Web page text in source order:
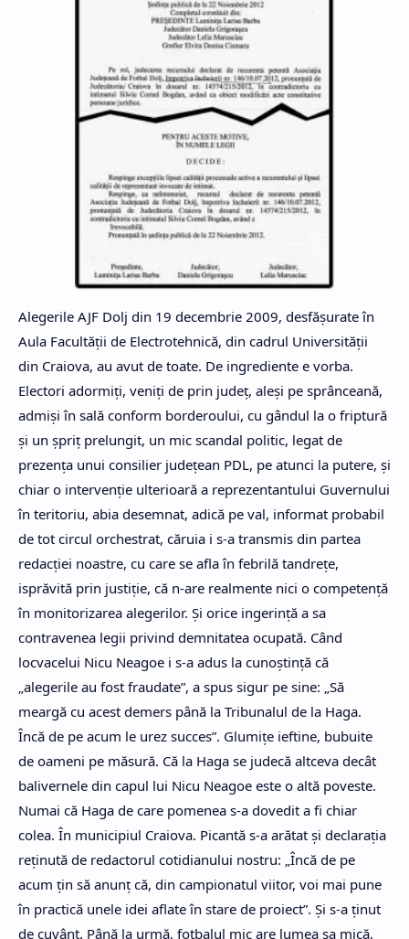
Alegerile AJF Dolj din 19 decembrie 2009, desfăşurate în
Aula Facultăţii de Electrotehnică, din cadrul Universităţii
din Craiova, au avut de toate. De ingrediente e vorba.
Electori adormiţi, veniţi de prin judeţ, aleşi pe sprânceană,
admişi în sală conform borderoului, cu gândul la o friptură
şi un şpriţ prelungit, un mic scandal politic, legat de
prezenţa unui consilier judeţean PDL, pe atunci la putere, şi
chiar o intervenţie ulterioară a reprezentantului Guvernului
în teritoriu, abia desemnat, adică pe val, informat probabil
de tot circul orchestrat, căruia i s-a transmis din partea
redacţiei noastre, cu care se afla în febrilă tandreţe,
isprăvită prin justiţie, că n-are realmente nici o competenţă
în monitorizarea alegerilor. Şi orice ingerinţă a sa
contravenea legii privind demnitatea ocupată. Când
locvacelui Nicu Neagoe i s-a adus la cunoştinţă că
„alegerile au fost fraudate”, a spus sigur pe sine: „Să
meargă cu acest demers până la Tribunalul de la Haga.
Încă de pe acum le urez succes”. Glumițe ieftine, bubuite
de oameni pe măsură. Că la Haga se judecă altceva decât
balivernele din capul lui Nicu Neagoe este o altă poveste.
Numai că Haga de care pomenea s-a dovedit a fi chiar
colea. În municipiul Craiova. Picantă s-a arătat şi declaraţia
reţinută de redactorul cotidianului nostru: „Încă de pe
acum ţin să anunţ că, din campionatul viitor, voi mai pune
în practică unele idei aflate în stare de proiect”. Şi s-a ţinut
de cuvânt. Până la urmă, fotbalul mic are lumea sa mică,